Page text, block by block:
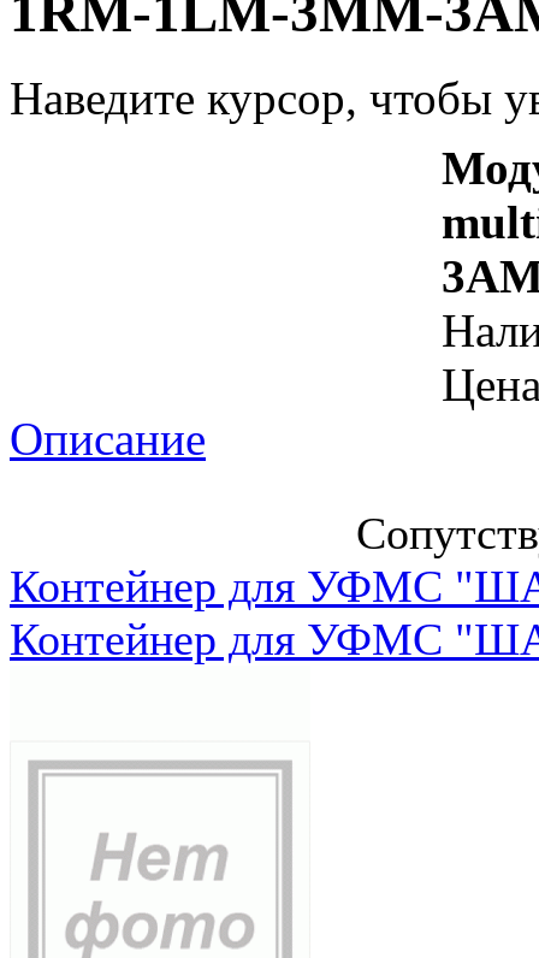
1RM-1LM-3MM-
Наведите курсор, чтобы
Описание
Контейнер для УФМС
Контейнер для УФМС